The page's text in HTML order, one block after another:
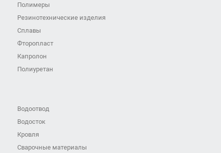
Полимеры
Резинотехнические изделия
Сплавы
Фторопласт
Капролон
Полиуретан
Водоотвод
Водосток
Кровля
Сварочные материалы